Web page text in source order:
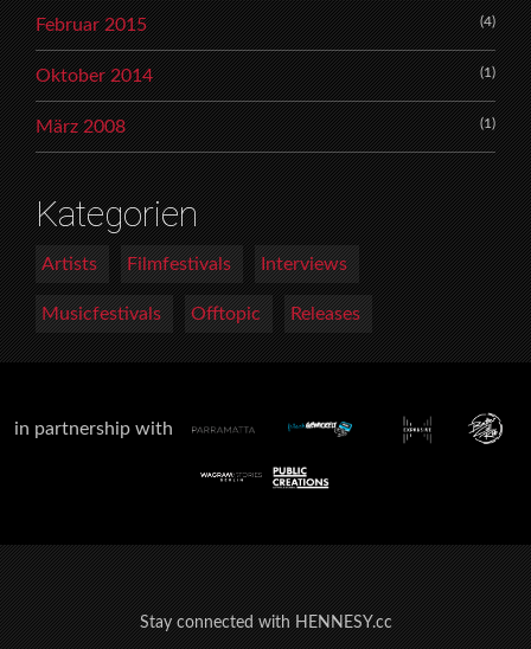
Februar 2015 (4)
Oktober 2014 (1)
März 2008 (1)
Kategorien
Artists Filmfestivals Interviews
Musicfestivals Offtopic Releases
in partnership with
Stay connected with HENNESY.cc